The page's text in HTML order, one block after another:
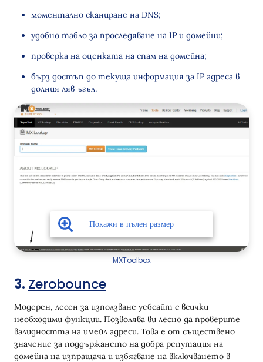
моментално сканиране на DNS;
удобно табло за проследяване на IP и домейни;
проверка на оценката на спам на домейна;
бърз достъп до текуща информация за IP адреса в
долния ляв ъгъл.
MXToolbox
3. Zerobounce
Модерен, лесен за използване уебсайт с всички
необходими функции. Позволява ви лесно да проверите
валидността на имейл адреси. Това е от съществено
значение за поддържането на добра репутация на
домейна на изпращача и избягване на включването в